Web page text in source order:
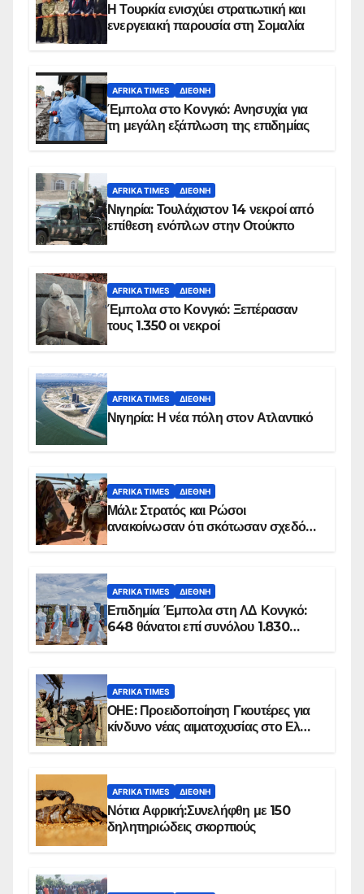
Η Τουρκία ενισχύει στρατιωτική και
ενεργειακή παρουσία στη Σομαλία
AFRIKA TIMES ΔΙΕΘΝΉ
Έμπολα στο Κονγκό: Ανησυχία για
τη μεγάλη εξάπλωση της επιδημίας
AFRIKA TIMES ΔΙΕΘΝΉ
Νιγηρία: Τουλάχιστον 14 νεκροί από
επίθεση ενόπλων στην Οτούκπο
AFRIKA TIMES ΔΙΕΘΝΉ
Έμπολα στο Κονγκό: Ξεπέρασαν
τους 1.350 οι νεκροί
AFRIKA TIMES ΔΙΕΘΝΉ
Νιγηρία: Η νέα πόλη στον Ατλαντικό
AFRIKA TIMES ΔΙΕΘΝΉ
Μάλι: Στρατός και Ρώσοι
ανακοίνωσαν ότι σκότωσαν σχεδόν
AFRIKA TIMES ΔΙΕΘΝΉ
Επιδημία Έμπολα στη ΛΔ Κονγκό:
648 θάνατοι επί συνόλου 1.830
AFRIKA TIMES
ΟΗΕ: Προειδοποίηση Γκουτέρες για
κίνδυνο νέας αιματοχυσίας στο Ελ
AFRIKA TIMES ΔΙΕΘΝΉ
Νότια Αφρική:Συνελήφθη με 150
δηλητηριώδεις σκορπιούς